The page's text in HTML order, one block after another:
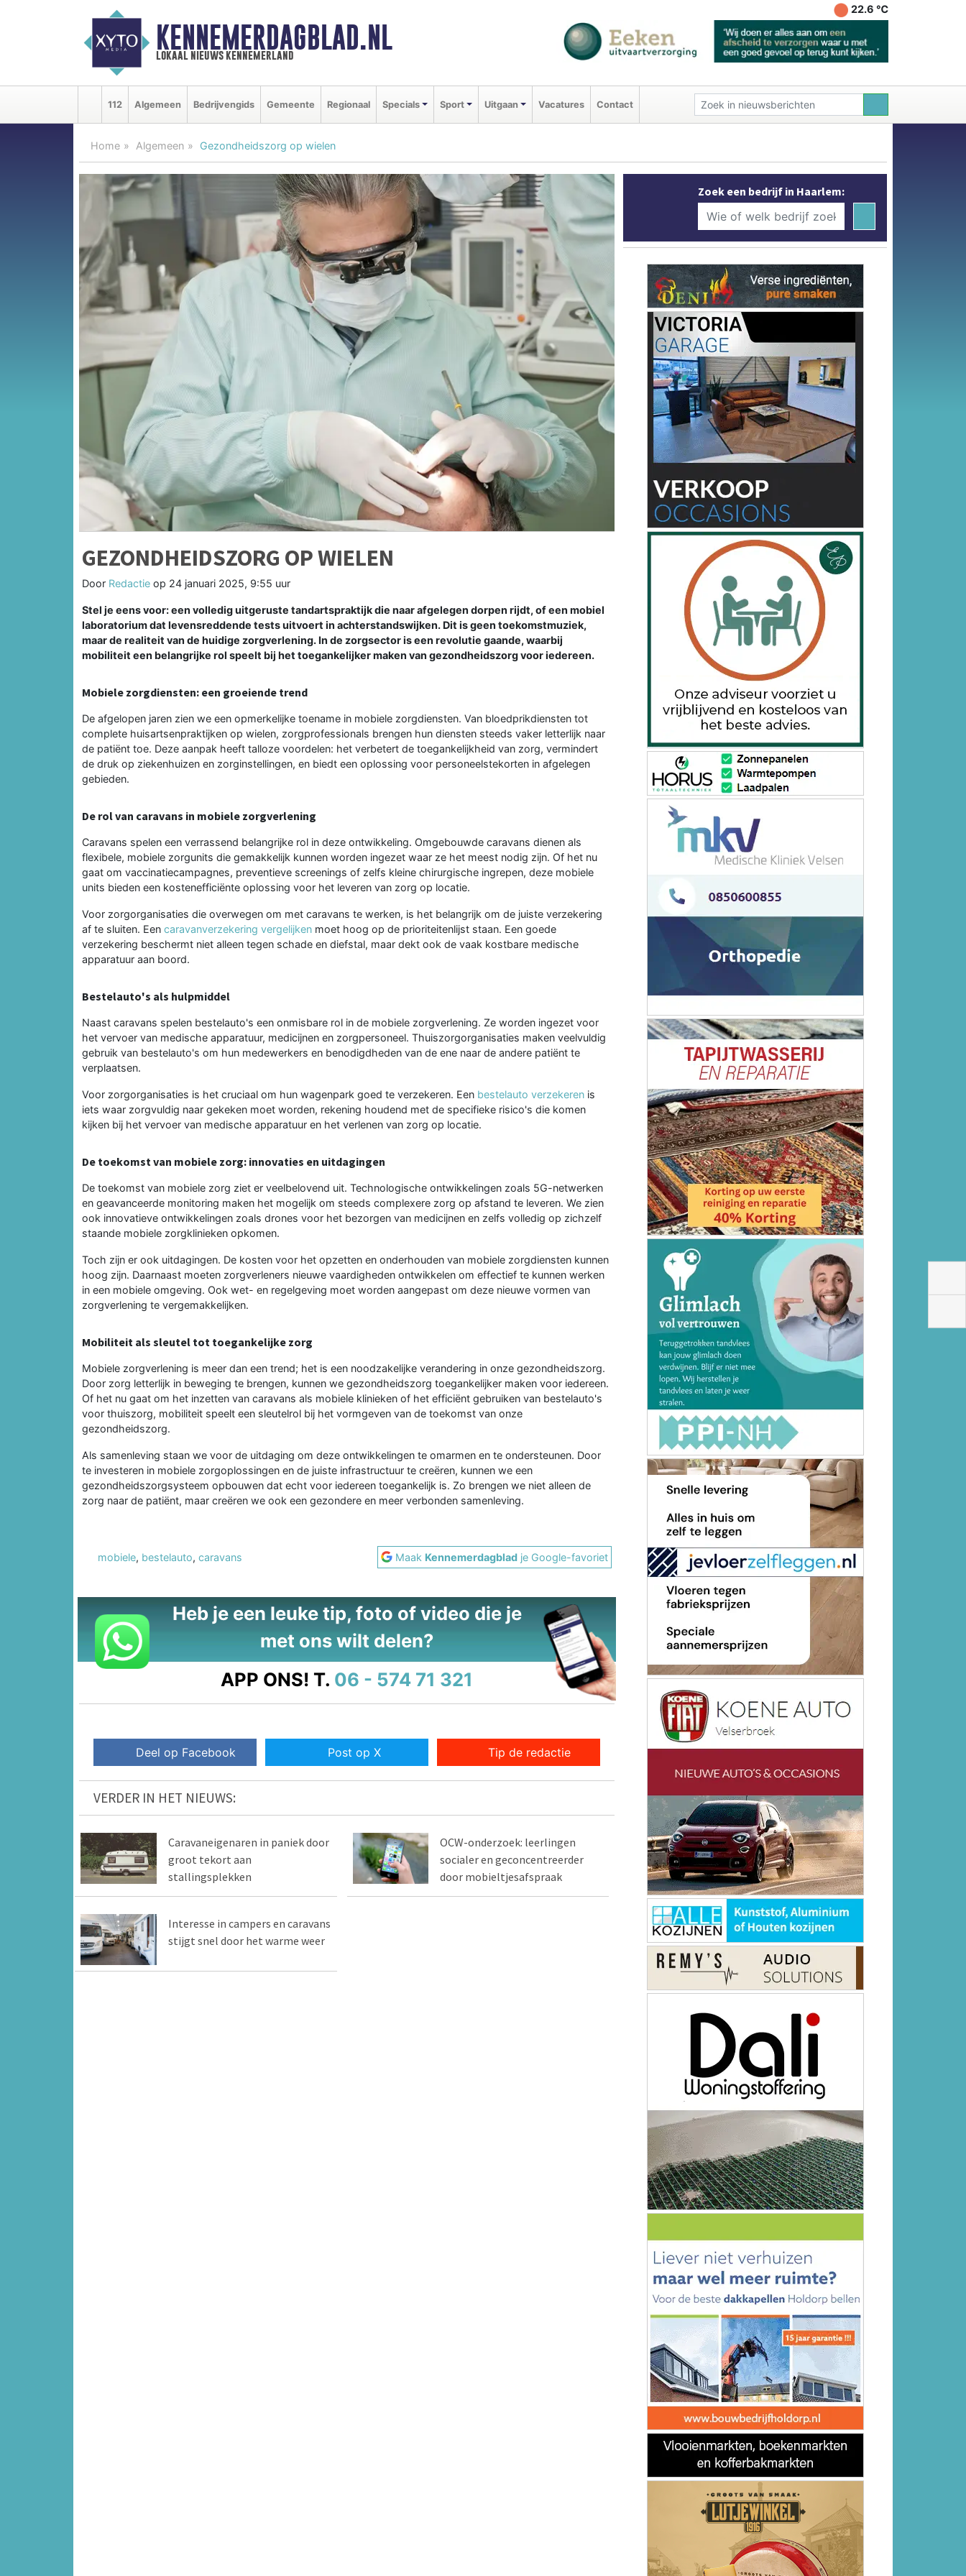
KENNEMERDAGBLAD.NL
lokaal nieuws kennemerland
22.6 ℃
112 Algemeen Bedrijvengids Gemeente Regionaal Specials Sport Uitgaan Vacatures Contact
Home Algemeen Gezondheidszorg op wielen
GEZONDHEIDSZORG OP WIELEN
Door Redactie op 24 januari 2025, 9:55 uur
Stel je eens voor: een volledig uitgeruste tandartspraktijk die naar afgelegen dorpen rijdt, of een mobiel
laboratorium dat levensreddende tests uitvoert in achterstandswijken. Dit is geen toekomstmuziek,
maar de realiteit van de huidige zorgverlening. In de zorgsector is een revolutie gaande, waarbij
mobiliteit een belangrijke rol speelt bij het toegankelijker maken van gezondheidszorg voor iedereen.
Mobiele zorgdiensten: een groeiende trend
De afgelopen jaren zien we een opmerkelijke toename in mobiele zorgdiensten. Van bloedprikdiensten tot
complete huisartsenpraktijken op wielen, zorgprofessionals brengen hun diensten steeds vaker letterlijk naar
de patiënt toe. Deze aanpak heeft talloze voordelen: het verbetert de toegankelijkheid van zorg, vermindert
de druk op ziekenhuizen en zorginstellingen, en biedt een oplossing voor personeelstekorten in afgelegen
gebieden.
De rol van caravans in mobiele zorgverlening
Caravans spelen een verrassend belangrijke rol in deze ontwikkeling. Omgebouwde caravans dienen als
flexibele, mobiele zorgunits die gemakkelijk kunnen worden ingezet waar ze het meest nodig zijn. Of het nu
gaat om vaccinatiecampagnes, preventieve screenings of zelfs kleine chirurgische ingrepen, deze mobiele
units bieden een kostenefficiënte oplossing voor het leveren van zorg op locatie.
Voor zorgorganisaties die overwegen om met caravans te werken, is het belangrijk om de juiste verzekering
af te sluiten. Een caravanverzekering vergelijken moet hoog op de prioriteitenlijst staan. Een goede
verzekering beschermt niet alleen tegen schade en diefstal, maar dekt ook de vaak kostbare medische
apparatuur aan boord.
Bestelauto's als hulpmiddel
Naast caravans spelen bestelauto's een onmisbare rol in de mobiele zorgverlening. Ze worden ingezet voor
het vervoer van medische apparatuur, medicijnen en zorgpersoneel. Thuiszorgorganisaties maken veelvuldig
gebruik van bestelauto's om hun medewerkers en benodigdheden van de ene naar de andere patiënt te
verplaatsen.
Voor zorgorganisaties is het cruciaal om hun wagenpark goed te verzekeren. Een bestelauto verzekeren is
iets waar zorgvuldig naar gekeken moet worden, rekening houdend met de specifieke risico's die komen
kijken bij het vervoer van medische apparatuur en het verlenen van zorg op locatie.
De toekomst van mobiele zorg: innovaties en uitdagingen
De toekomst van mobiele zorg ziet er veelbelovend uit. Technologische ontwikkelingen zoals 5G-netwerken
en geavanceerde monitoring maken het mogelijk om steeds complexere zorg op afstand te leveren. We zien
ook innovatieve ontwikkelingen zoals drones voor het bezorgen van medicijnen en zelfs volledig op zichzelf
staande mobiele zorgklinieken opkomen.
Toch zijn er ook uitdagingen. De kosten voor het opzetten en onderhouden van mobiele zorgdiensten kunnen
hoog zijn. Daarnaast moeten zorgverleners nieuwe vaardigheden ontwikkelen om effectief te kunnen werken
in een mobiele omgeving. Ook wet- en regelgeving moet worden aangepast om deze nieuwe vormen van
zorgverlening te vergemakkelijken.
Mobiliteit als sleutel tot toegankelijke zorg
Mobiele zorgverlening is meer dan een trend; het is een noodzakelijke verandering in onze gezondheidszorg.
Door zorg letterlijk in beweging te brengen, kunnen we gezondheidszorg toegankelijker maken voor iedereen.
Of het nu gaat om het inzetten van caravans als mobiele klinieken of het efficiënt gebruiken van bestelauto's
voor thuiszorg, mobiliteit speelt een sleutelrol bij het vormgeven van de toekomst van onze
gezondheidszorg.
Als samenleving staan we voor de uitdaging om deze ontwikkelingen te omarmen en te ondersteunen. Door
te investeren in mobiele zorgoplossingen en de juiste infrastructuur te creëren, kunnen we een
gezondheidszorgsysteem opbouwen dat echt voor iedereen toegankelijk is. Zo brengen we niet alleen de
zorg naar de patiënt, maar creëren we ook een gezondere en meer verbonden samenleving.
mobiele, bestelauto, caravans Maak Kennemerdagblad je Google-favoriet
Heb je een leuke tip, foto of video die je
met ons wilt delen?
APP ONS! T. 06 - 574 71 321
Deel op Facebook Post op X Tip de redactie
VERDER IN HET NIEUWS:
Caravaneigenaren in paniek door
groot tekort aan
stallingsplekken
OCW-onderzoek: leerlingen
socialer en geconcentreerder
door mobieltjesafspraak
Interesse in campers en caravans
stijgt snel door het warme weer
Zoek een bedrijf in Haarlem: